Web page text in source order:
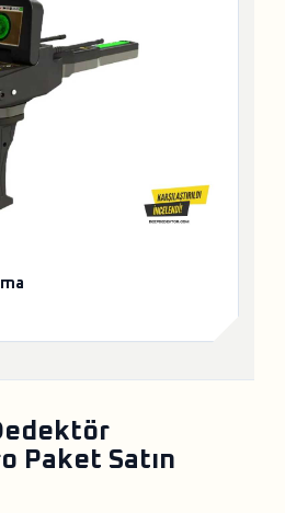
Paket Satın